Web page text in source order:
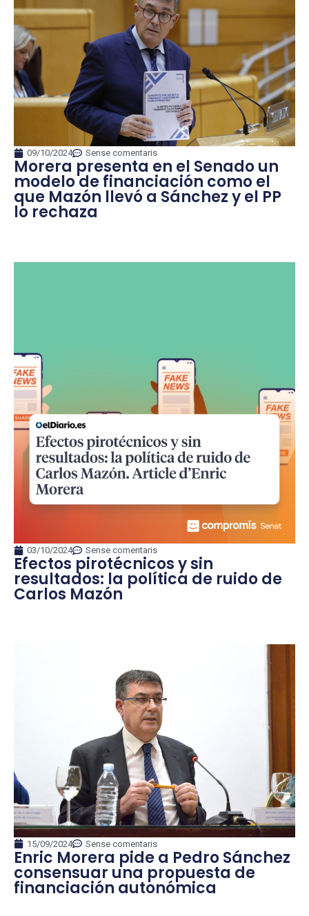
09/10/2024 Sense comentaris
Morera presenta en el Senado un
modelo de financiación como el
que Mazón llevó a Sánchez y el PP
lo rechaza
03/10/2024 Sense comentaris
Efectos pirotécnicos y sin
resultados: la política de ruido de
Carlos Mazón
15/09/2024 Sense comentaris
Enric Morera pide a Pedro Sánchez
consensuar una propuesta de
financiación autonómica